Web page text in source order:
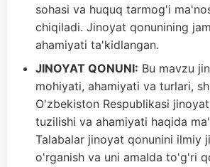
sohasi va huquq tarmog'i
chiqiladi. Jinoyat qonunining
ahamiyati ta'kidlangan.
JINOYAT QONUNI: Bu mavzu
mohiyati, ahamiyati va turlari,
O'zbekiston Respublikasi
tuzilishi va ahamiyati haqida
Talabalar jinoyat qonunini ilmiy
o'rganish va uni amalda to'g'ri